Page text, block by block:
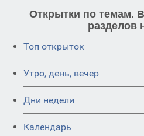
Открытки по темам.
разделов
Топ открыток
Утро, день, вечер
Дни недели
Календарь